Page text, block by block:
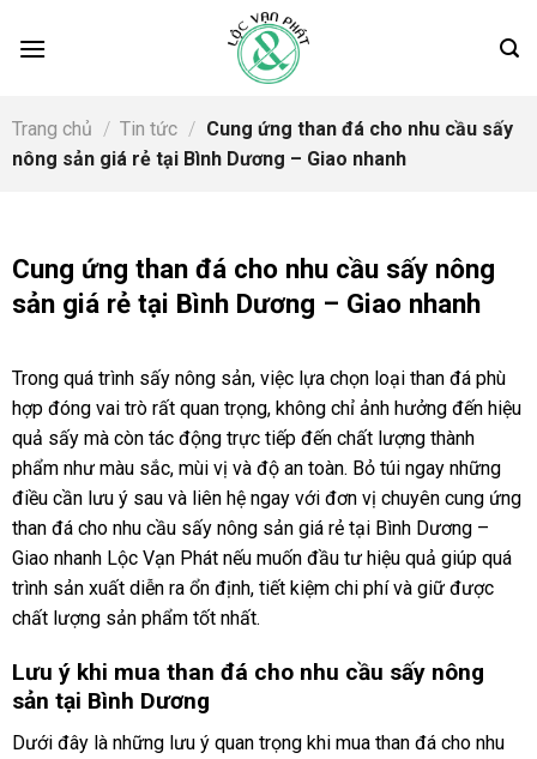
Trang chủ / Tin tức / Cung ứng than đá cho nhu cầu sấy
nông sản giá rẻ tại Bình Dương – Giao nhanh
Cung ứng than đá cho nhu cầu sấy nông
sản giá rẻ tại Bình Dương – Giao nhanh
Trong quá trình sấy nông sản, việc lựa chọn loại than đá phù
hợp đóng vai trò rất quan trọng, không chỉ ảnh hưởng đến hiệu
quả sấy mà còn tác động trực tiếp đến chất lượng thành
phẩm như màu sắc, mùi vị và độ an toàn. Bỏ túi ngay những
điều cần lưu ý sau và liên hệ ngay với đơn vị chuyên cung ứng
than đá cho nhu cầu sấy nông sản giá rẻ tại Bình Dương –
Giao nhanh Lộc Vạn Phát nếu muốn đầu tư hiệu quả giúp quá
trình sản xuất diễn ra ổn định, tiết kiệm chi phí và giữ được
chất lượng sản phẩm tốt nhất.
Lưu ý khi mua than đá cho nhu cầu sấy nông
sản tại Bình Dương
Dưới đây là những lưu ý quan trọng khi mua than đá cho nhu